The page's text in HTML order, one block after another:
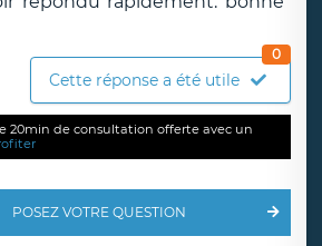
Cette réponse a été utile
0
20min de consultation offerte avec un
POSEZ VOTRE QUESTION